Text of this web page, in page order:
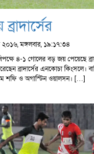
২০১৬, মঙ্গলবার, ১৯:১৭:৩৪
৪-১ গোলের বড় জয় পেয়েছে
ব্রাদার্সের এনকোচা কিংসলে।
শফি ও অগাস্টিন ওয়ালসন। […]